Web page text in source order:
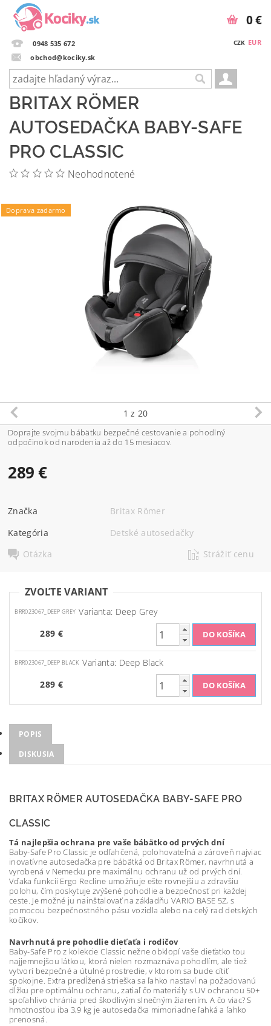
0948 535 672
obchod@kociky.sk
CZK EUR
0 €
BRITAX RÖMER
AUTOSEDAČKA BABY-SAFE
PRO CLASSIC
Neohodnotené
Doprava zadarmo
1 z 20
Doprajte svojmu bábätku bezpečné cestovanie a pohodlný
odpočinok od narodenia až do 15 mesiacov.
289 €
Značka
Britax Römer
Kategória
Detské autosedačky
Otázka
Strážiť cenu
ZVOĽTE VARIANT
BRR023067_DEEP GREY Varianta: Deep Grey
289 €
BRR023067_DEEP BLACK Varianta: Deep Black
289 €
POPIS
DISKUSIA
BRITAX RÖMER AUTOSEDAČKA BABY-SAFE PRO
CLASSIC
Tá najlepšia ochrana pre vaše bábätko od prvých dní
Baby-Safe Pro Classic je odľahčená, polohovateľná a zároveň najviac
inovatívne autosedačka pre bábätká od Britax Römer, navrhnutá a
vyrobená v Nemecku pre maximálnu ochranu už od prvých dní.
Vďaka funkcii Ergo Recline umožňuje ešte rovnejšiu a zdravšiu
polohu, čím poskytuje zvýšené pohodlie a bezpečnosť pri každej
ceste. Je možné ju nainštalovať na základňu VARIO BASE 5Z, s
pomocou bezpečnostného pásu vozidla alebo na celý rad detských
kočíkov.
Navrhnutá pre pohodlie dieťaťa i rodičov
Baby-Safe Pro z kolekcie Classic nežne obklopí vaše dieťatko tou
najjemnejšou látkou, ktorá nielen rozmaznáva pohodlím, ale tiež
vytvorí bezpečné a útulné prostredie, v ktorom sa bude cítiť
spokojne. Extra predĺžená strieška sa ľahko nastaví na požadovanú
dĺžku pre optimálnu ochranu, zatiaľ čo materiály s UV ochranou 50+
spoľahlivo chránia pred škodlivým slnečným žiarením. A čo viac? S
hmotnosťou iba 3,9 kg je autosedačka mimoriadne ľahká a ľahko
prenosná.